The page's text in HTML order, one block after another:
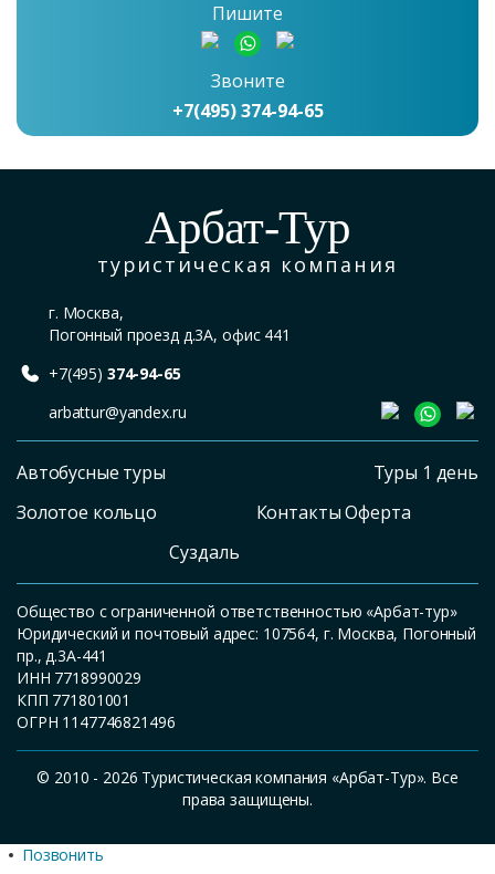
Пишите
Звоните
+7(495) 374-94-65
Арбат-Тур
туристическая компания
г. Москва,
Погонный проезд д.3А, офис 441
+7(495) 374-94-65
arbattur@yandex.ru
Автобусные туры
Золотое кольцо
Суздаль
Туры 1 день
Контакты Оферта
Общество с ограниченной ответственностью «Арбат-тур»
Юридический и почтовый адрес: 107564, г. Москва, Погонный
пр., д.3А-441
ИНН 7718990029
КПП 771801001
ОГРН 1147746821496
© 2010 - 2026 Туристическая компания «Арбат-Тур». Все
права защищены.
Позвонить